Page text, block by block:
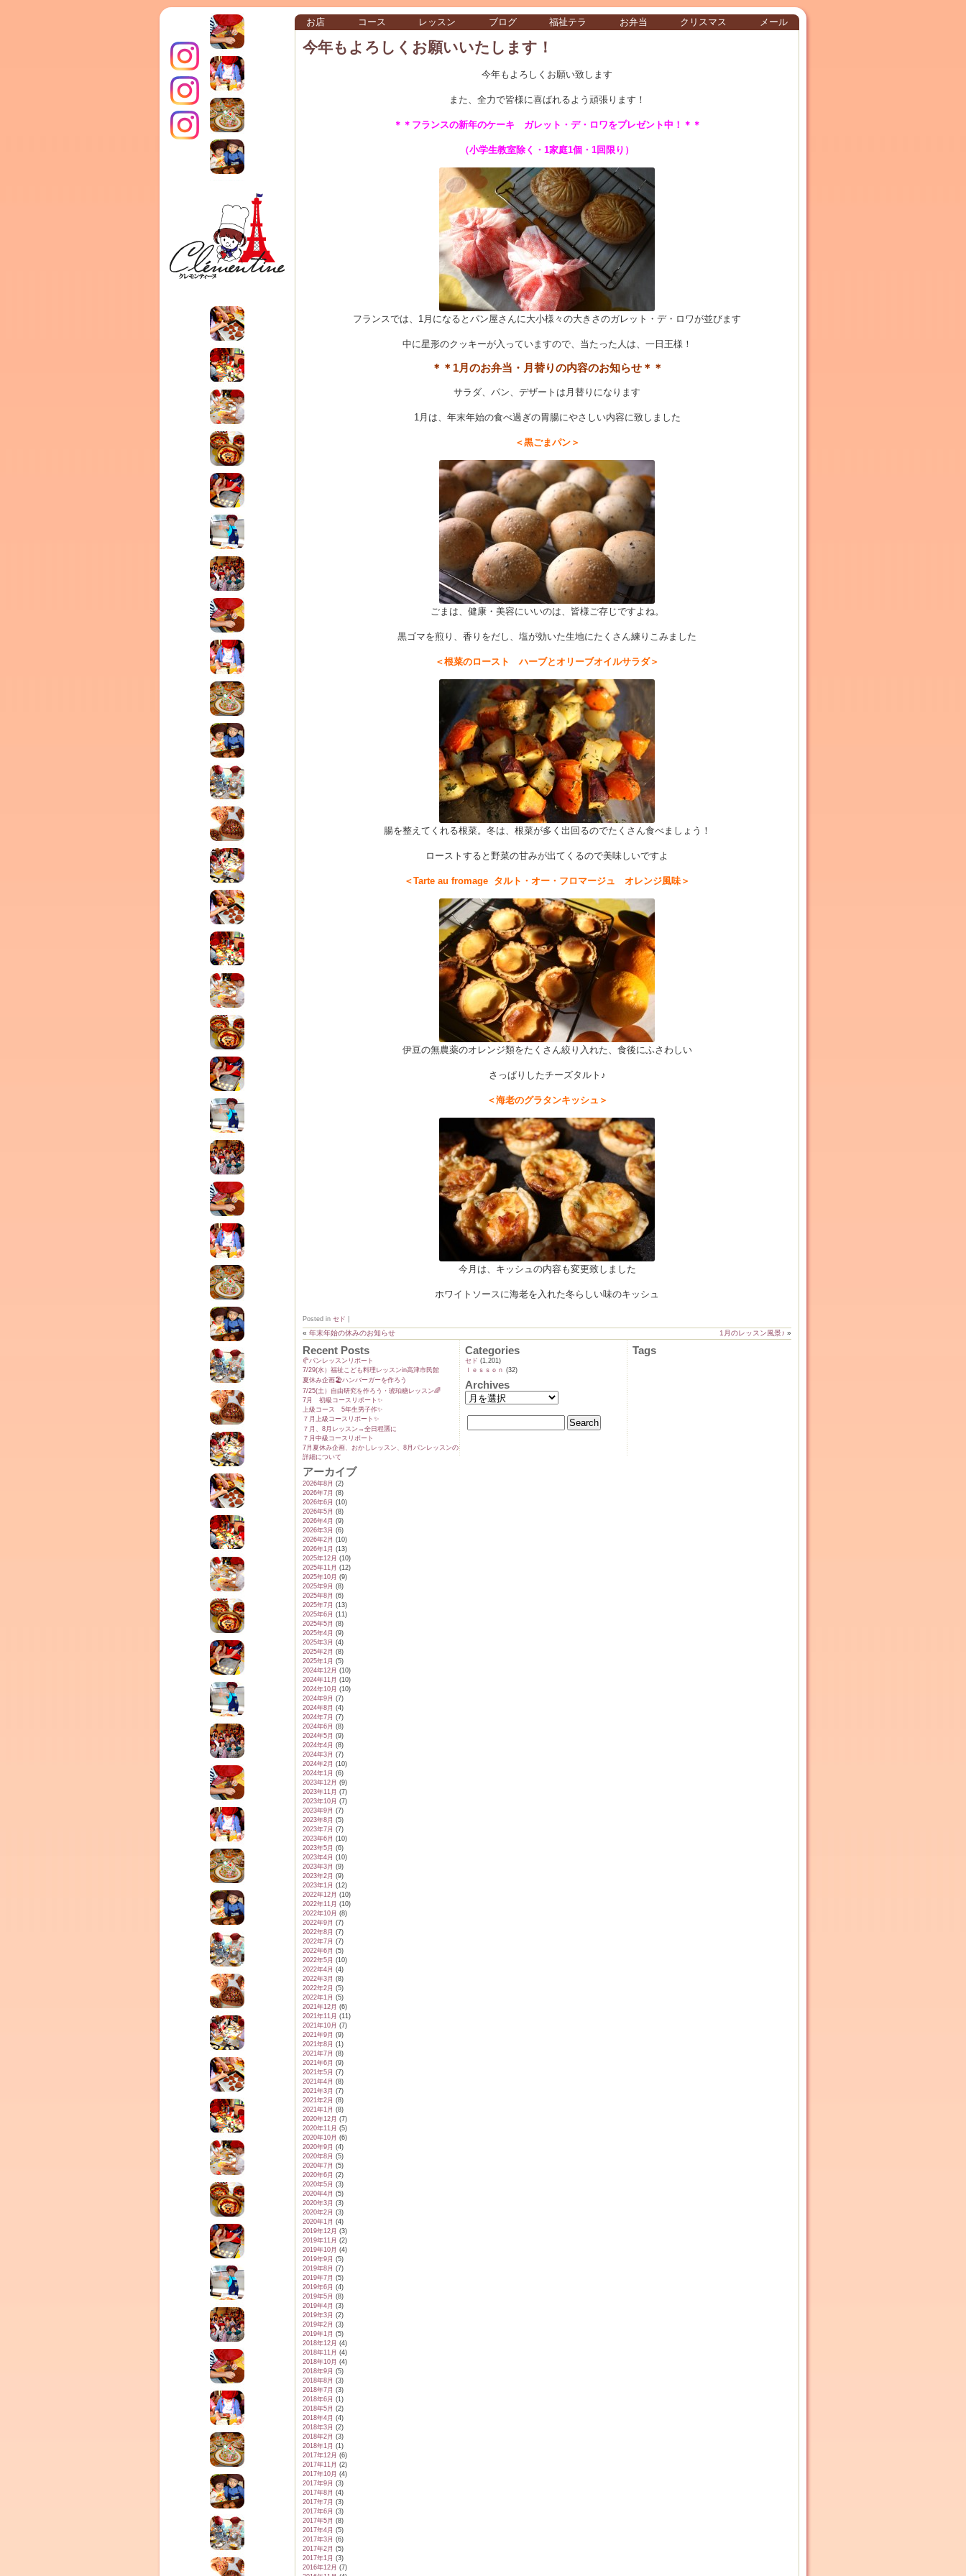
クレモンティーヌ – 新百合ヶ丘の料理教
室・テイクアウト Clémentine (produced
by CEDO)
お店 コース レッスン ブログ 福祉テラ お弁当 クリスマス メール
インス
タグラ
今年もよろしくお願いいたします！
今年もよろしくお願い致します
また、全力で皆様に喜ばれるよう頑張ります！
＊＊フランスの新年のケーキ ガレット・デ・ロワをプレゼント中！＊＊
（小学生教室除く・1家庭1個・1回限り）
フランスでは、1月になるとパン屋さんに大小様々の大きさのガレット・デ・ロワが並びます
中に星形のクッキーが入っていますので、当たった人は、一日王様！
＊＊1月のお弁当・月替りの内容のお知らせ＊＊
サラダ、パン、デザートは月替りになります
1月は、年末年始の食べ過ぎの胃腸にやさしい内容に致しました
＜黒ごまパン＞
ごまは、健康・美容にいいのは、皆様ご存じですよね。
黒ゴマを煎り、香りをだし、塩が効いた生地にたくさん練りこみました
＜根菜のロースト ハーブとオリーブオイルサラダ＞
腸を整えてくれる根菜。冬は、根菜が多く出回るのでたくさん食べましょう！
ローストすると野菜の甘みが出てくるので美味しいですよ
＜Tarte au fromage タルト・オー・フロマージュ オレンジ風味＞
伊豆の無農薬のオレンジ類をたくさん絞り入れた、食後にふさわしい
さっぱりしたチーズタルト♪
＜海老のグラタンキッシュ＞
今月は、キッシュの内容も変更致しました
ホワイトソースに海老を入れた冬らしい味のキッシュ
Posted in セド
« 年末年始の休みのお知らせ 1月のレッスン風景♪ »
Recent Posts
🥐パンレッスンリポート
7/29(水）福祉こども料理レッスンin高津市民館
夏休み企画🏖️ハンバーガーを作ろう
7/25(土）自由研究を作ろう・琥珀糖レッスン🌈
7月 初級コースリポート✨️
上級コース 5年生男子作✨️
７月上級コースリポート✨️
７月、8月レッスン→全日程🈵に
７月中級コースリポート
7月夏休み企画、おかしレッスン、8月パンレッスンの
詳細について
アーカイブ
2026年8月 (2)
2026年7月 (8)
2026年6月 (10)
2026年5月 (8)
2026年4月 (9)
2026年3月 (6)
2026年2月 (10)
2026年1月 (13)
2025年12月 (10)
2025年11月 (12)
2025年10月 (9)
2025年9月 (8)
2025年8月 (6)
2025年7月 (13)
2025年6月 (11)
2025年5月 (8)
2025年4月 (9)
2025年3月 (4)
2025年2月 (8)
2025年1月 (5)
2024年12月 (10)
2024年11月 (10)
2024年10月 (10)
2024年9月 (7)
2024年8月 (4)
2024年7月 (7)
2024年6月 (8)
2024年5月 (9)
2024年4月 (8)
2024年3月 (7)
2024年2月 (10)
2024年1月 (6)
2023年12月 (9)
2023年11月 (7)
2023年10月 (7)
2023年9月 (7)
2023年8月 (5)
2023年7月 (7)
2023年6月 (10)
2023年5月 (6)
2023年4月 (10)
2023年3月 (9)
2023年2月 (9)
2023年1月 (12)
2022年12月 (10)
2022年11月 (10)
2022年10月 (8)
2022年9月 (7)
2022年8月 (7)
2022年7月 (7)
2022年6月 (5)
2022年5月 (10)
2022年4月 (4)
2022年3月 (8)
2022年2月 (5)
2022年1月 (5)
2021年12月 (6)
2021年11月 (11)
2021年10月 (7)
2021年9月 (9)
2021年8月 (1)
2021年7月 (8)
2021年6月 (9)
2021年5月 (7)
2021年4月 (8)
2021年3月 (7)
2021年2月 (8)
2021年1月 (8)
2020年12月 (7)
2020年11月 (5)
2020年10月 (6)
2020年9月 (4)
2020年8月 (5)
2020年7月 (5)
2020年6月 (2)
2020年5月 (3)
2020年4月 (5)
2020年3月 (3)
2020年2月 (3)
2020年1月 (4)
2019年12月 (3)
2019年11月 (2)
2019年10月 (4)
2019年9月 (5)
2019年8月 (7)
2019年7月 (5)
2019年6月 (4)
2019年5月 (8)
2019年4月 (3)
2019年3月 (2)
2019年2月 (3)
2019年1月 (5)
2018年12月 (4)
2018年11月 (4)
2018年10月 (4)
2018年9月 (5)
2018年8月 (3)
2018年7月 (3)
2018年6月 (1)
2018年5月 (2)
2018年4月 (4)
2018年3月 (2)
2018年2月 (3)
2018年1月 (1)
2017年12月 (6)
2017年11月 (2)
2017年10月 (4)
2017年9月 (3)
2017年8月 (4)
2017年7月 (3)
2017年6月 (3)
2017年5月 (8)
2017年4月 (5)
2017年3月 (6)
2017年2月 (5)
2017年1月 (3)
2016年12月 (7)
Categories
セド (1,201)
ｌｅｓｓｏｎ (32)
Archives
Tags